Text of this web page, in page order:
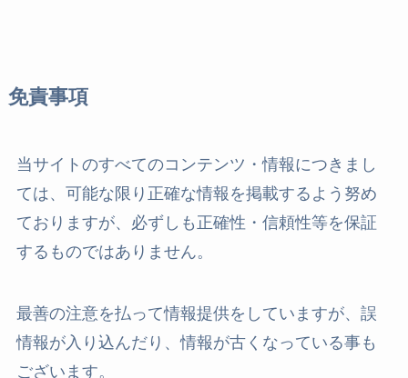
免責事項
当サイトのすべてのコンテンツ・情報につきまし
ては、可能な限り正確な情報を掲載するよう努め
ておりますが、必ずしも正確性・信頼性等を保証
するものではありません。
最善の注意を払って情報提供をしていますが、誤
情報が入り込んだり、情報が古くなっている事も
ございます。